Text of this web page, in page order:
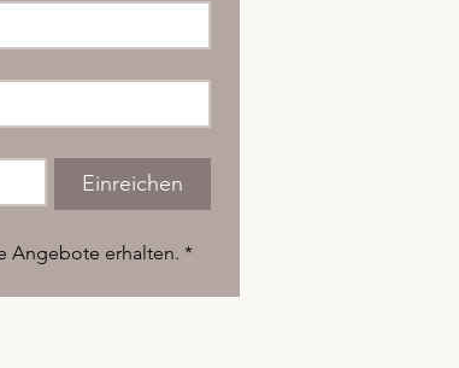
Einreichen
Angebote erhalten. *